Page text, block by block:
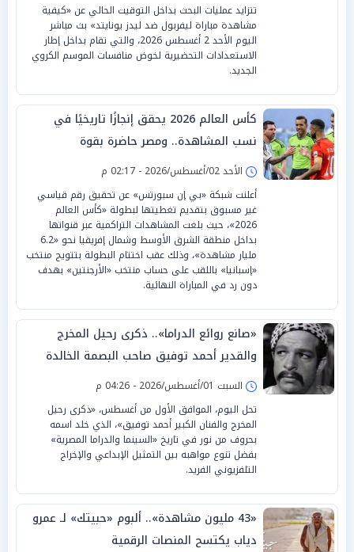
تتزايد عمليات البحث بداخل التوقيت الحالي عن «كيفية
مشاهدة مباراة ليفربول ضد ليدز يونايتد» بث مباشر
اليوم الأحد 2 أغسطس 2026، والتي تقام بداخل إطار
الاستعدادات التحضيرية لخوض منافسات الموسم الكروي
الجديد.
كأس العالم 2026 يحقق إنجازًا تاريخيًا في
نسب المشاهدة.. ومصر حاضرة بقوة
الأحد 02/أغسطس/2026 - 02:17 م
أعلنت شبكة «بي إن سبورتس» عن تحقيق رقم قياسي
غير مسبوق بتقديم تغطيتها لبطولة «كأس العالم
2026»، حيث بلغت المشاهدات التراكمية عبر قنواتها
بداخل منطقة الشرق الأوسط وشمال إفريقيا نحو «6.2
مليار مشاهدة»، وذلك عقب اختتام البطولة بتتويج منتخب
«إسبانيا» باللقب على حساب منتخب «الأرجنتين» بهدف
دون رد في المباراة النهائية.
«صانع روائع الدراما».. ذكرى رحيل المخرج
والقدير أحمد توفيق صاحب البصمة الخالدة
السبت 01/أغسطس/2026 - 04:26 م
تحل اليوم، الموافق الأول من أغسطس، «ذكرى رحيل
المخرج والفنان الكبير أحمد توفيق»، الذي خلد اسمه
بحروف من نور في تاريخ «السينما والدراما المصرية»
بفضل تنوع مواهبه بين التمثيل الإبداعي والإخراج
التلفزيوني الفريد.
«43 مليون مشاهدة».. ألبوم «حبيتك» لـ عمرو
دياب يكتسح المنصات الرقمية